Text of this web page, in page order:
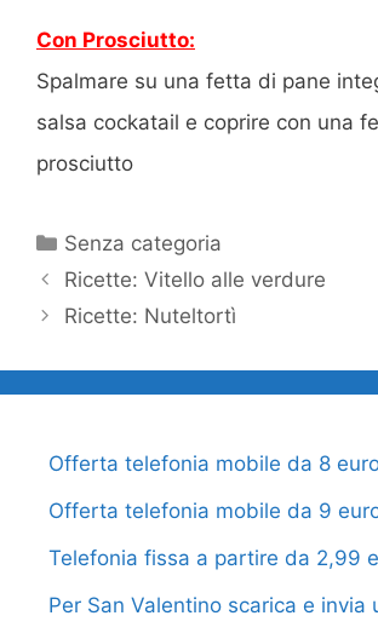
Con Prosciutto:
Spalmare su una fetta di pane
salsa cockatail e coprire con una
prosciutto
Categorie
Senza categoria
Ricette: Vitello alle verdure
Ricette: Nuteltortì
Offerta telefonia mobile da 8
Offerta telefonia mobile da 9
Telefonia fissa a partire da 2,99
Per San Valentino scarica e invia